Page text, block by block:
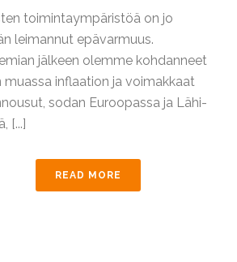
toimintaympäristöä on jo
leimannut epävarmuus.
jälkeen olemme kohdanneet
muassa inflaation ja voimakkaat
sodan Euroopassa ja Lähi-
[...]
READ MORE